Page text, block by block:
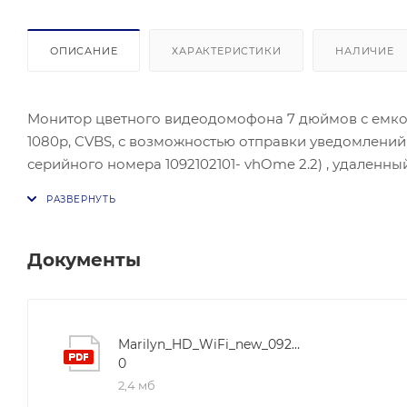
ОПИСАНИЕ ХАРАКТЕРИСТИКИ НАЛИЧИЕ
Монитор цветного видеодомофона 7 дюймов с
1080p, CVBS, с возможностью отправки
серийного номера 1092102101- vhOme 2.2) ,
для отправки уведомлений о вызове или
Документы
Marilyn_HD_WiFi_new_092019-
0
2,4 мб